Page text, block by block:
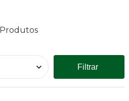
Filtrar